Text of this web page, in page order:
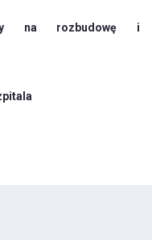
na rozbudowę i